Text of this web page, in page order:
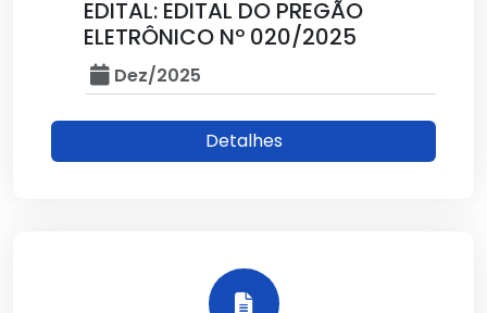
EDITAL: EDITAL DO PREGÃO
ELETRÔNICO Nº 020/2025
Dez/2025
Detalhes